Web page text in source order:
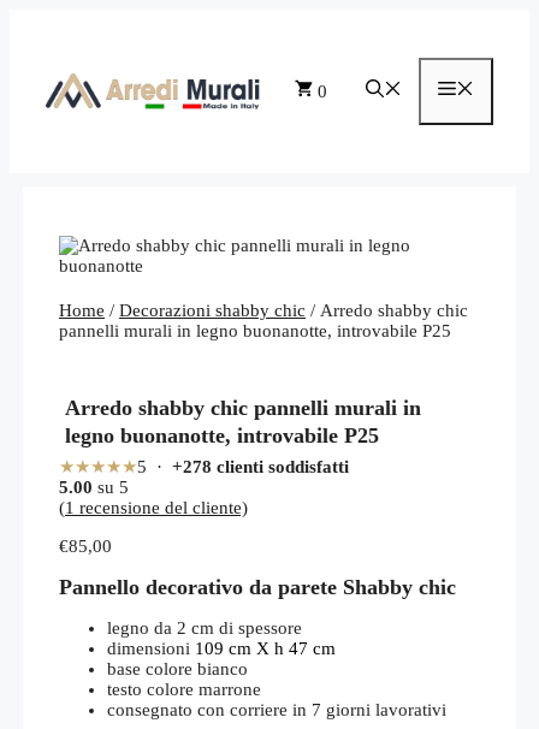
0
Home / Decorazioni shabby chic / Arredo shabby chic
pannelli murali in legno buonanotte, introvabile P25
Arredo shabby chic pannelli murali in
legno buonanotte, introvabile P25
★★★★★5 · +278 clienti soddisfatti
5.00 su 5
(1 recensione del cliente)
€85,00
Pannello decorativo da parete Shabby chic
legno da 2 cm di spessore
dimensioni 109 cm X h 47 cm
base colore bianco
testo colore marrone
consegnato con corriere in 7 giorni lavorativi